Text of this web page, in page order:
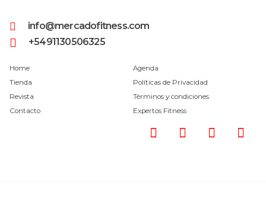
info@mercadofitness.com
+5491130506325
Home
Tienda
Revista
Contacto
Agenda
Políticas de Privacidad
Términos y condiciones
Expertos Fitness